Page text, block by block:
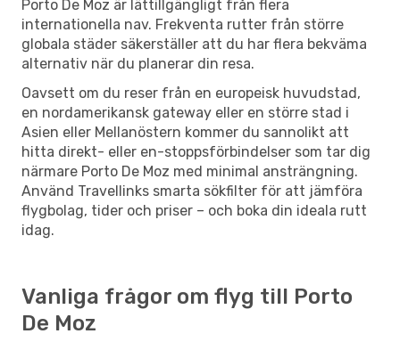
Porto De Moz är lättillgängligt från flera
internationella nav. Frekventa rutter från större
globala städer säkerställer att du har flera bekväma
alternativ när du planerar din resa.
Oavsett om du reser från en europeisk huvudstad,
en nordamerikansk gateway eller en större stad i
Asien eller Mellanöstern kommer du sannolikt att
hitta direkt- eller en-stoppsförbindelser som tar dig
närmare Porto De Moz med minimal ansträngning.
Använd Travellinks smarta sökfilter för att jämföra
flygbolag, tider och priser – och boka din ideala rutt
idag.
Vanliga frågor om flyg till Porto
De Moz